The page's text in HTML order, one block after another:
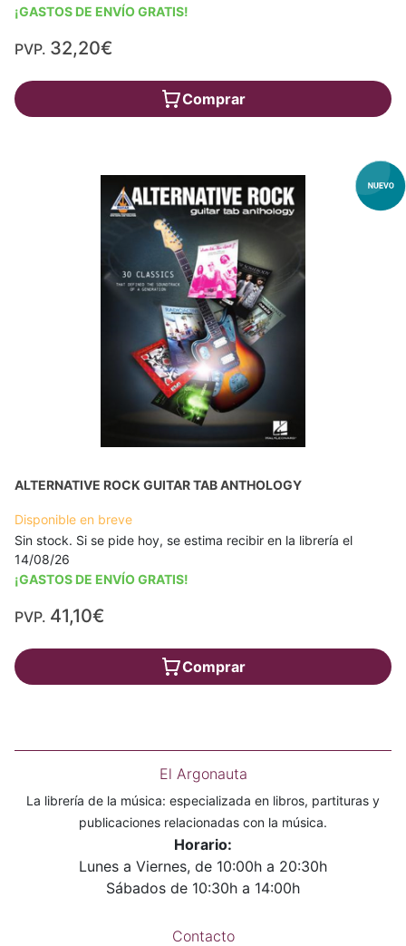
¡GASTOS DE ENVÍO GRATIS!
PVP. 32,20€
Comprar
ALTERNATIVE ROCK GUITAR TAB ANTHOLOGY
Disponible en breve
Sin stock. Si se pide hoy, se estima recibir en la librería el
14/08/26
¡GASTOS DE ENVÍO GRATIS!
PVP. 41,10€
Comprar
El Argonauta
La librería de la música: especializada en libros, partituras y
publicaciones relacionadas con la música.
Horario:
Lunes a Viernes, de 10:00h a 20:30h
Sábados de 10:30h a 14:00h
Contacto